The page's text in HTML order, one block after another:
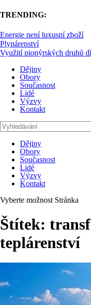
TRENDING:
Energie není luxusní zboží
Plynárenství
Využití pionýrských druhů
Dějiny
Obory
Současnost
Lidé
Výzvy
Kontakt
Dějiny
Obory
Současnost
Lidé
Výzvy
Kontakt
Vyberte možnost Stránka
Štítek:
teplárenství